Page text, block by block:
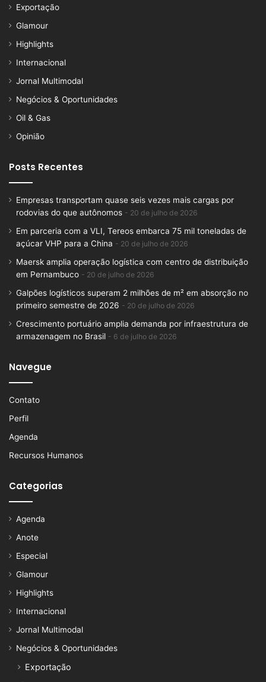
Exportação
Glamour
Highlights
Internacional
Jornal Multimodal
Negócios & Oportunidades
Oil & Gas
Opinião
Posts Recentes
Empresas transportam quase seis vezes mais cargas por
rodovias do que autônomos
20 de julho de 2026
Em parceria com a VLI, Tereos embarca 75 mil toneladas de
açúcar VHP para a China
20 de julho de 2026
Maersk amplia operação logística com centro de distribuição
em Pernambuco
20 de julho de 2026
Galpões logísticos superam 2 milhões de m² em absorção no
primeiro semestre de 2026
20 de julho de 2026
Crescimento portuário amplia demanda por infraestrutura de
armazenagem no Brasil
6 de julho de 2026
Navegue
Contato
Perfil
Agenda
Recursos Humanos
Categorias
Agenda
Anote
Especial
Glamour
Highlights
Internacional
Jornal Multimodal
Negócios & Oportunidades
Exportação